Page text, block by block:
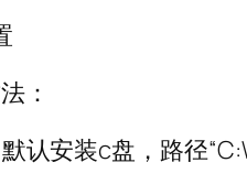
：
认安装c盘，路径